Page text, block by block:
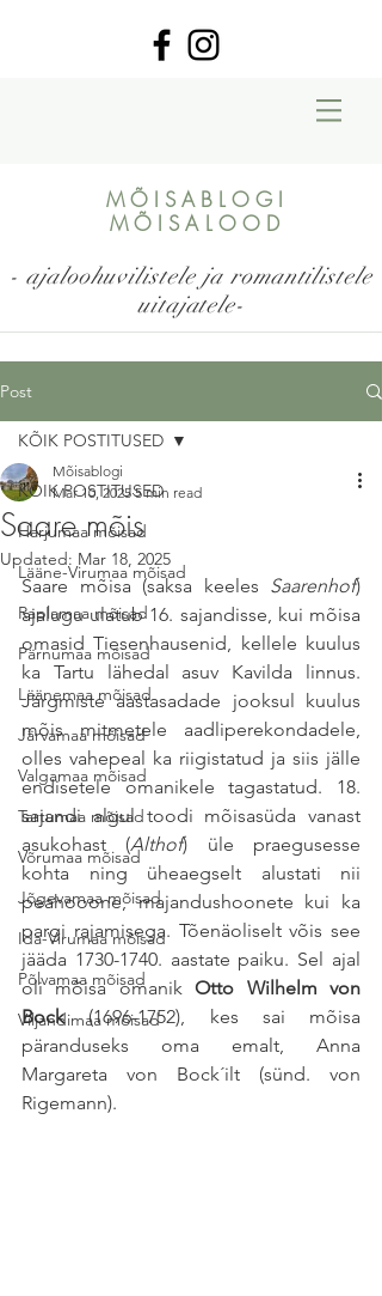
MÕISABLOGI
MÕISALOOD
- ajaloohuvilistele ja romantilistele
uitajatele-
Post
KÕIK POSTITUSED
Harjumaa mõisad
Lääne-Virumaa mõisad
Raplamaa mõisad
Pärnumaa mõisad
Läänemaa mõisad
Järvamaa mõisad
Valgamaa mõisad
Tartumaa mõisad
Võrumaa mõisad
Jõgevamaa mõisad
Ida-Virumaa mõisad
Põlvamaa mõisad
Viljandimaa mõisad
KÕIK POSTITUSED
Saare mõis
Mõisablogi
Mar 10, 2025 5 min read
Updated: Mar 18, 2025
Saare mõisa (saksa keeles Saarenhof)
ajalugu ulatub 16. sajandisse, kui mõisa
omasid Tiesenhausenid, kellele kuulus
ka Tartu lähedal asuv Kavilda linnus.
Järgmiste aastasadade jooksul kuulus
mõis mitmetele aadliperekondadele,
olles vahepeal ka riigistatud ja siis jälle
endisetele omanikele tagastatud. 18.
sajandi algul toodi mõisasüda vanast
asukohast (Althof) üle praegusesse
kohta ning üheaegselt alustati nii
peahooone, majandushoonete kui ka
pargi rajamisega. Tõenäoliselt võis see
jääda 1730-1740. aastate paiku. Sel ajal
oli mõisa omanik Otto Wilhelm von
Bock (1696-1752), kes sai mõisa
päranduseks oma emalt, Anna
Margareta von Bock´ilt (sünd. von
Rigemann).